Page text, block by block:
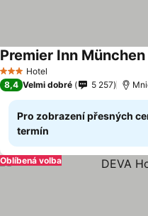
3 Počet hvězdiček
Hotel
Premier Inn
8,4 Velmi dobré 5 257
Pro zobrazení přesných
termín
Oblíbená volba